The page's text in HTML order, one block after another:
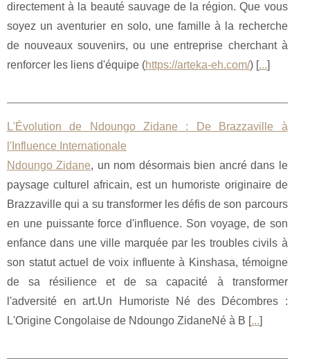
directement à la beauté sauvage de la région. Que vous
soyez un aventurier en solo, une famille à la recherche
de nouveaux souvenirs, ou une entreprise cherchant à
renforcer les liens d'équipe (https://arteka-eh.com/) [...]
L'Évolution de Ndoungo Zidane : De Brazzaville à
l'Influence Internationale
Ndoungo Zidane, un nom désormais bien ancré dans le
paysage culturel africain, est un humoriste originaire de
Brazzaville qui a su transformer les défis de son parcours
en une puissante force d'influence. Son voyage, de son
enfance dans une ville marquée par les troubles civils à
son statut actuel de voix influente à Kinshasa, témoigne
de sa résilience et de sa capacité à transformer
l'adversité en art.Un Humoriste Né des Décombres :
L'Origine Congolaise de Ndoungo ZidaneNé à B [...]